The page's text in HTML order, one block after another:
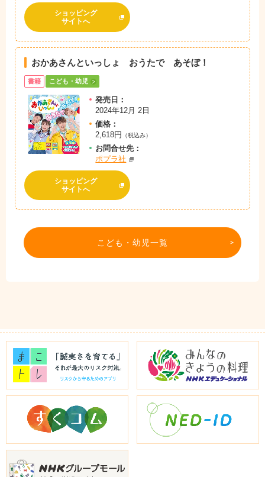
ショッピング
サイトへ
おかあさんといっしょ おうたで あそぼ！
書籍 こども・幼児
発売日：
2024年12月 2日
価格：
2,618円
（税込み）
お問合せ先：
ポプラ社
ショッピング
サイトへ
こども・幼児一覧